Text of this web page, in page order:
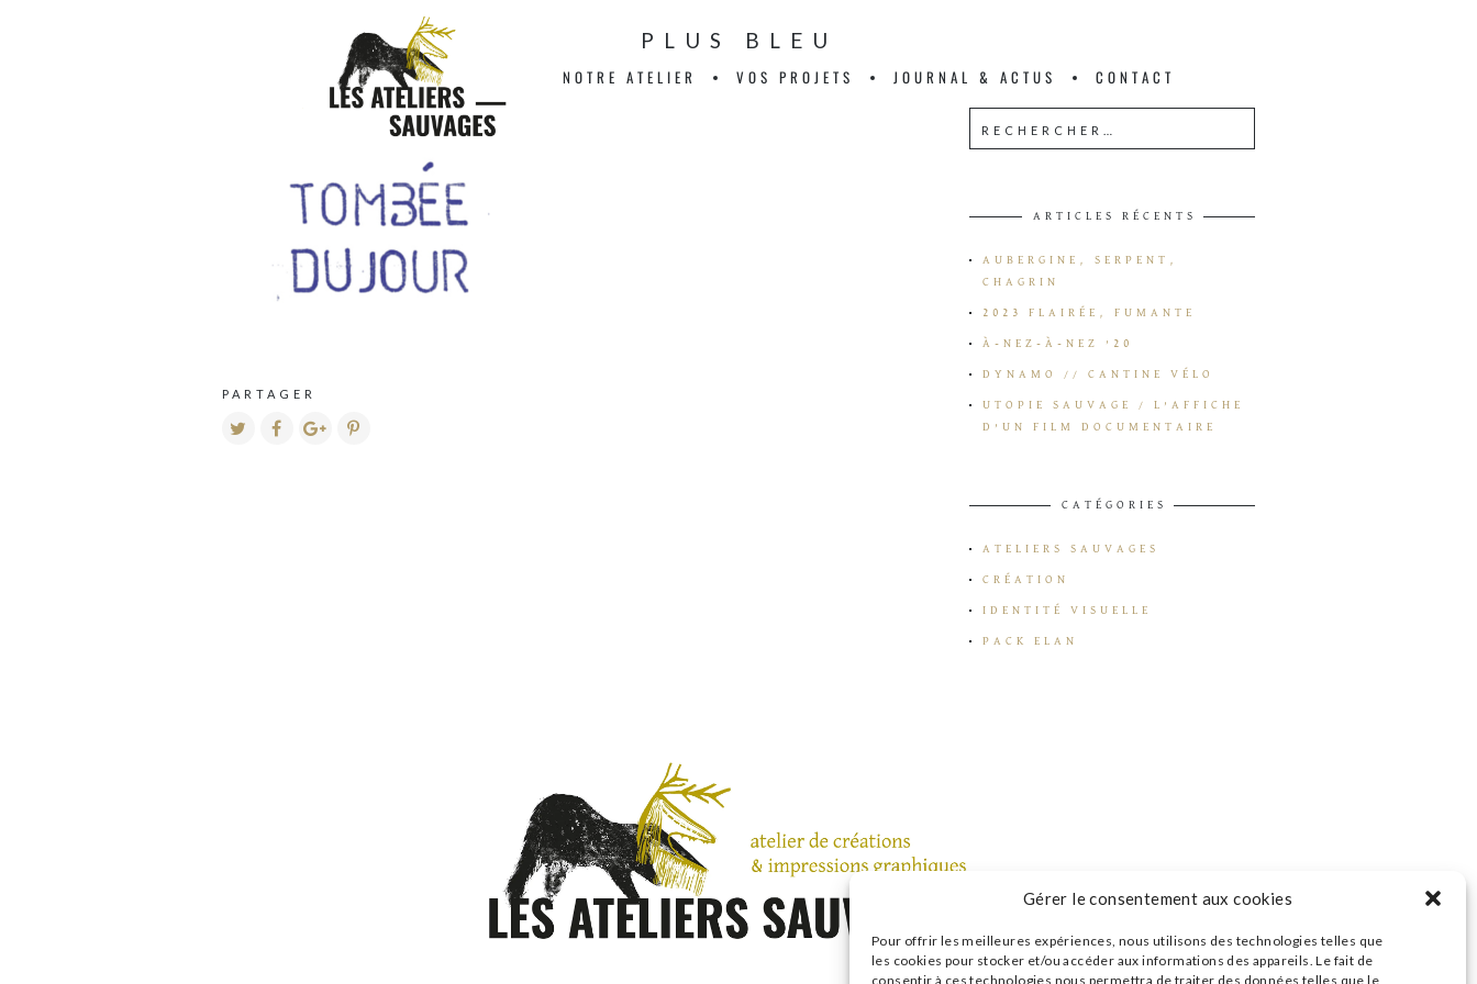
Gérer le consentement aux cookies
Pour offrir les meilleures expériences, nous utilisons des technologies telles que
les cookies pour stocker et/ou accéder aux informations des appareils. Le fait de
consentir à ces technologies nous permettra de traiter des données telles que le
NOTRE ATELIER VOS PROJETS JOURNAL & ACTUS CONTACT
PLUS BLEU
PARTAGER
ARTICLES RÉCENTS
AUBERGINE, SERPENT,
CHAGRIN
2023 FLAIRÉE, FUMANTE
À-NEZ-À-NEZ ’20
DYNAMO // CANTINE VÉLO
UTOPIE SAUVAGE / L’AFFICHE
D’UN FILM DOCUMENTAIRE
CATÉGORIES
ATELIERS SAUVAGES
CRÉATION
IDENTITÉ VISUELLE
PACK ELAN